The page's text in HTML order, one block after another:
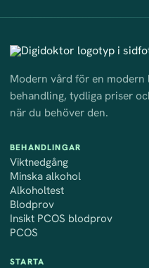
Modern vård för en modern
behandling, tydliga priser
när du behöver den.
BEHANDLINGAR
Viktnedgångonline
Minska alkohol
Alkoholtestonline
Blodprovmed läkartolkning
Insikt PCOS blodprov
PCOS
STARTA